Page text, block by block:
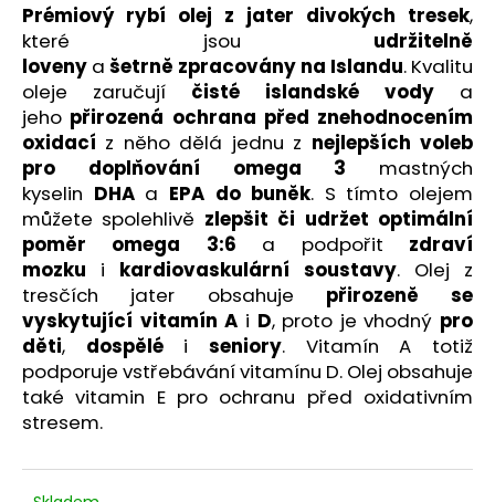
Prémiový rybí olej z jater divokých tresek,
které jsou udržitelně
loveny a šetrně zpracovány na Islandu. Kvalitu
oleje zaručují čisté islandské vody a
jeho přirozená ochrana před znehodnocením
oxidací z něho dělá jednu z nejlepších voleb
pro doplňování omega 3 mastných
kyselin DHAa EPA do buněk. S tímto olejem
můžete spolehlivě zlepšit či udržet optimální
poměr omega 3:6 a podpořit zdraví
mozku i kardiovaskulární soustavy. Olej z
tresčích jater obsahuje přirozeně se
vyskytující vitamín A i D, proto je vhodný pro
děti, dospěléiseniory. Vitamín A totiž
podporuje vstřebávání vitamínu D. Olej obsahuje
také vitamin E pro ochranu před oxidativním
stresem.
D
o
p
o
r
u
č
u
j
e
m
e
PREMIUM
COLLAGEN
G
NUPREME